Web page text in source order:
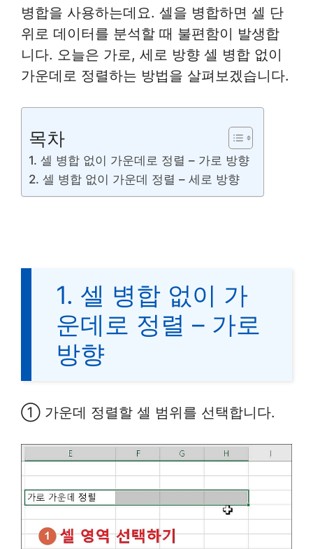
병합을 사용하는데요. 셀을 병합하면 셀 단
위로 데이터를 분석할 때 불편함이 발생합
니다. 오늘은 가로, 세로 방향 셀 병합 없이
가운데로 정렬하는 방법을 살펴보겠습니다.
목차
1. 셀 병합 없이 가운데로 정렬 – 가로 방향
2. 셀 병합 없이 가운데 정렬 – 세로 방향
1. 셀 병합 없이 가
운데로 정렬 – 가로
방향
① 가운데 정렬할 셀 범위를 선택합니다.